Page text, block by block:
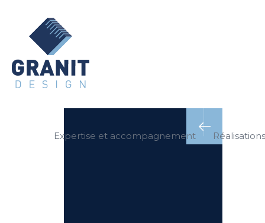
Expertise et accompagnement Réalisations